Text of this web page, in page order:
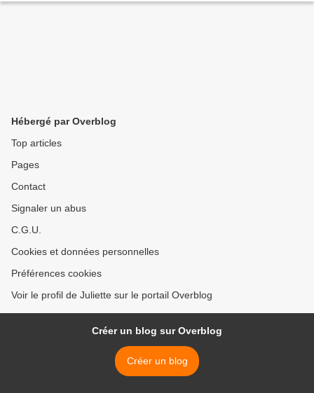
Hébergé par Overblog
Top articles
Pages
Contact
Signaler un abus
C.G.U.
Cookies et données personnelles
Préférences cookies
Voir le profil de Juliette sur le portail Overblog
Créer un blog sur Overblog
Créer un blog